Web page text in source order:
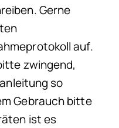
Gerne
auf.
zwingend,
so
Gebrauch bitte
ist es